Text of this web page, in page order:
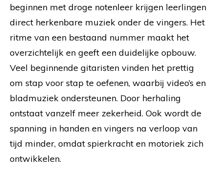
beginnen met droge notenleer krijgen leerlingen
direct herkenbare muziek onder de vingers. Het
ritme van een bestaand nummer maakt het
overzichtelijk en geeft een duidelijke opbouw.
Veel beginnende gitaristen vinden het prettig
om stap voor stap te oefenen, waarbij video’s en
bladmuziek ondersteunen. Door herhaling
ontstaat vanzelf meer zekerheid. Ook wordt de
spanning in handen en vingers na verloop van
tijd minder, omdat spierkracht en motoriek zich
ontwikkelen.